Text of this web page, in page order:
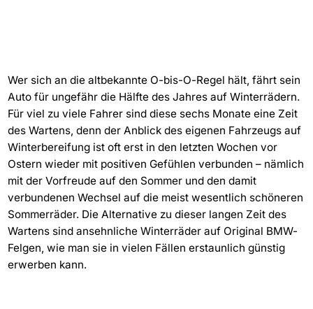
Wer sich an die altbekannte O-bis-O-Regel hält, fährt sein
Auto für ungefähr die Hälfte des Jahres auf Winterrädern.
Für viel zu viele Fahrer sind diese sechs Monate eine Zeit
des Wartens, denn der Anblick des eigenen Fahrzeugs auf
Winterbereifung ist oft erst in den letzten Wochen vor
Ostern wieder mit positiven Gefühlen verbunden – nämlich
mit der Vorfreude auf den Sommer und den damit
verbundenen Wechsel auf die meist wesentlich schöneren
Sommerräder. Die Alternative zu dieser langen Zeit des
Wartens sind ansehnliche Winterräder auf Original BMW-
Felgen, wie man sie in vielen Fällen erstaunlich günstig
erwerben kann.